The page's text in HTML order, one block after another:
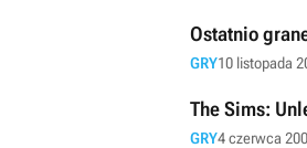
Ostatnio
GRY10 listopada
The Sims:
GRY4 czerwca